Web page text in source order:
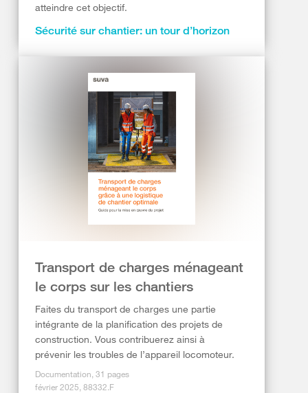
atteindre cet objectif.
Sécurité sur chantier: un tour d’horizon
Transport de charges ménageant
le corps sur les chantiers
Faites du transport de charges une partie
intégrante de la planification des projets de
construction. Vous contribuerez ainsi à
prévenir les troubles de l’appareil locomoteur.
Documentation, 31 pages
février 2025, 88332.F